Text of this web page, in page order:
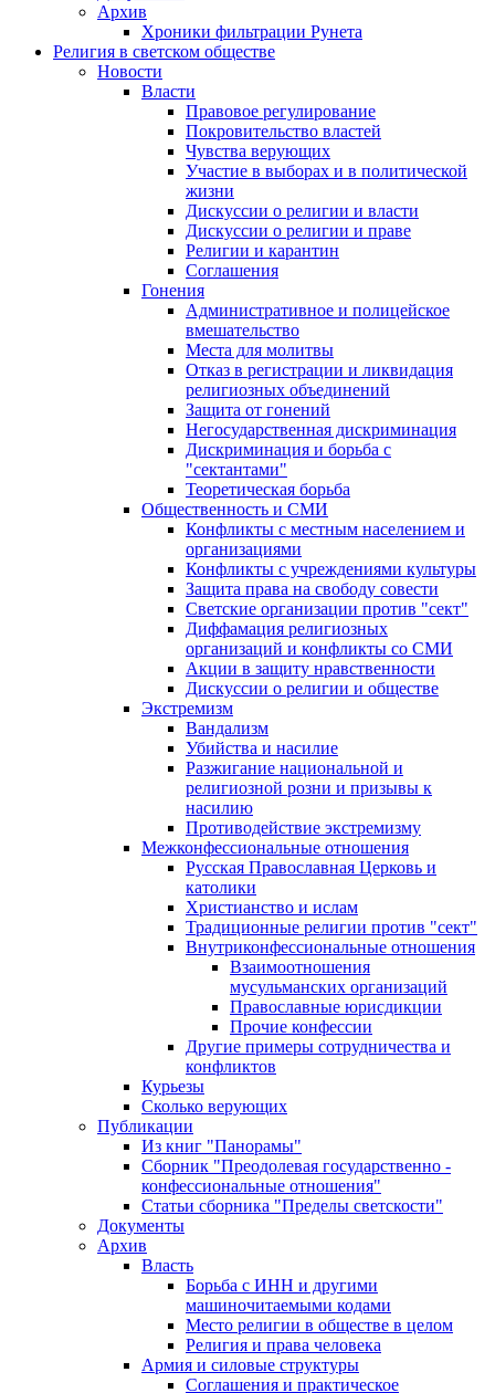
Архив
Хроники фильтрации Рунета
Религия в светском обществе
Новости
Власти
Правовое регулирование
Покровительство властей
Чувства верующих
Участие в выборах и в политической
жизни
Дискуссии о религии и власти
Дискуссии о религии и праве
Религии и карантин
Соглашения
Гонения
Административное и полицейское
вмешательство
Места для молитвы
Отказ в регистрации и ликвидация
религиозных объединений
Защита от гонений
Негосударственная дискриминация
Дискриминация и борьба с
"сектантами"
Теоретическая борьба
Общественность и СМИ
Конфликты с местным населением и
организациями
Конфликты с учреждениями культуры
Защита права на свободу совести
Светские организации против "сект"
Диффамация религиозных
организаций и конфликты со СМИ
Акции в защиту нравственности
Дискуссии о религии и обществе
Экстремизм
Вандализм
Убийства и насилие
Разжигание национальной и
религиозной розни и призывы к
насилию
Противодействие экстремизму
Межконфессиональные отношения
Русская Православная Церковь и
католики
Христианство и ислам
Традиционные религии против "сект"
Внутриконфессиональные отношения
Взаимоотношения
мусульманских организаций
Православные юрисдикции
Прочие конфессии
Другие примеры сотрудничества и
конфликтов
Курьезы
Сколько верующих
Публикации
Из книг "Панорамы"
Сборник "Преодолевая государственно -
конфессиональные отношения"
Статьи сборника "Пределы светскости"
Документы
Архив
Власть
Борьба с ИНН и другими
машиночитаемыми кодами
Место религии в обществе в целом
Религия и права человека
Армия и силовые структуры
Соглашения и практическое